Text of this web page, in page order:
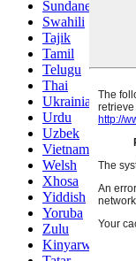
Sundanese
Swahili
Tajik
Tamil
Telugu
Thai
Ukrainian
Urdu
Uzbek
Vietnamese
Welsh
Xhosa
Yiddish
Yoruba
Zulu
Kinyarwanda